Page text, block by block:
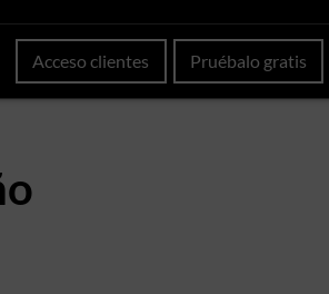
Acceso clientes Pruébalo gratis